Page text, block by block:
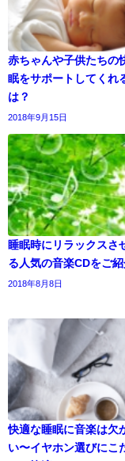
赤ちゃんや子供たちの
眠をサポートしてくれ
は？
2018年9月15日
睡眠時にリラックスさ
る人気の音楽CDをご
2018年8月8日
快適な睡眠に音楽は欠
い〜イヤホン選びにこ